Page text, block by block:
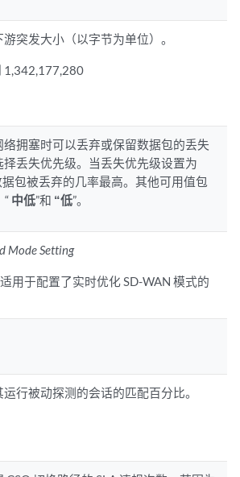
突发大小（以字节为单位）。
1,342,177,280
络拥塞时可以丢弃或保留数据包的丢失
择丢失优先级。当丢失优先级设置为
据包被丢弃的几率最高。其他可用值包
“ 中低”和 “低”。
Mode Setting
用于配置了实时优化 SD-WAN 模式的
行被动探测的会话的匹配百分比。